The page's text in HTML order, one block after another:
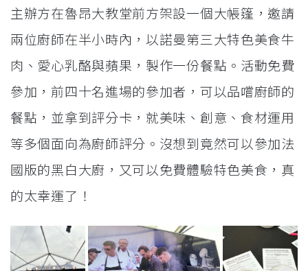
主辦方在魯昂大教堂前方架設一個大帳篷，邀請
兩位廚師在半小時內，以諾曼第三大特色美食牛
肉、愛心乳酪與蘋果，製作一份餐點。活動免費
參加，前四十名進場的參加者，可以品嚐廚師的
餐點，並拿到評分卡，就美味、創意、食材運用
等多個面向為廚師評分。沒想到竟然可以參加法
國版的黑白大廚，又可以免費體驗特色美食，真
的太幸運了！